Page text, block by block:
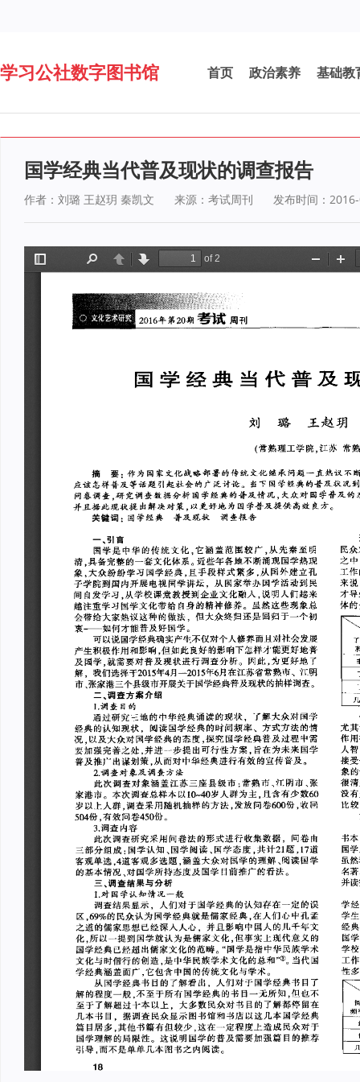
学习公社数字图书馆 首页 政治素养 基础教
国学经典当代普及现状的调查报告
作者：刘璐 王赵玥 秦凯文 来源：考试周刊 发布时间：